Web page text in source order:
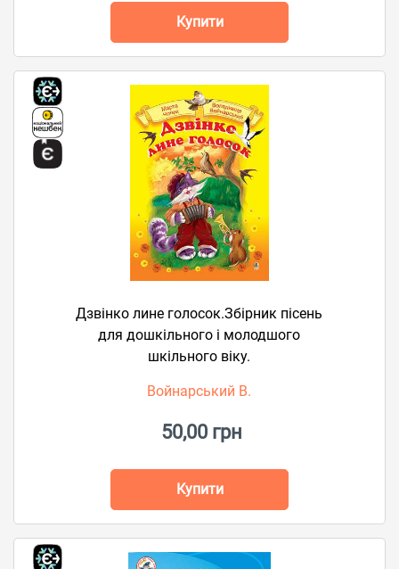
Купити
Дзвінко лине голосок.Збірник пісень
для дошкільного і молодшого
шкільного віку.
Войнарський В.
50,00 грн
Купити